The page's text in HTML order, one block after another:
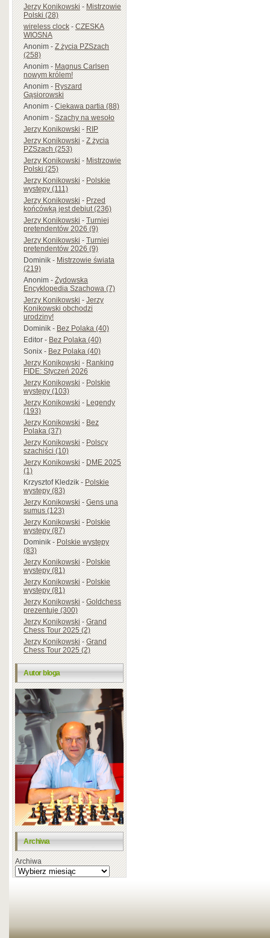
Jerzy Konikowski-Mistrzowie
Polski (28)
wireless clock-CZESKA
WIOSNA
Anonim-Z życia PZSzach
(258)
Anonim-Magnus Carlsen
nowym królem!
Anonim-Ryszard
Gąsiorowski
Anonim-Ciekawa partia (88)
Anonim-Szachy na wesoło
Jerzy Konikowski-RIP
Jerzy Konikowski-Z życia
PZSzach (253)
Jerzy Konikowski-Mistrzowie
Polski (25)
Jerzy Konikowski-Polskie
występy (111)
Jerzy Konikowski-Przed
końcówką jest debiut (236)
Jerzy Konikowski-Turniej
pretendentów 2026 (9)
Jerzy Konikowski-Turniej
pretendentów 2026 (9)
Dominik-Mistrzowie świata
(219)
Anonim-Żydowska
Encyklopedia Szachowa (7)
Jerzy Konikowski-Jerzy
Konikowski obchodzi
urodziny!
Dominik-Bez Polaka (40)
Editor-Bez Polaka (40)
Sonix-Bez Polaka (40)
Jerzy Konikowski-Ranking
FIDE: Styczeń 2026
Jerzy Konikowski-Polskie
występy (103)
Jerzy Konikowski-Legendy
(193)
Jerzy Konikowski-Bez
Polaka (37)
Jerzy Konikowski-Polscy
szachiści (10)
Jerzy Konikowski-DME 2025
(1)
Krzysztof Kledzik-Polskie
występy (83)
Jerzy Konikowski-Gens una
sumus (123)
Jerzy Konikowski-Polskie
występy (87)
Dominik-Polskie występy
(83)
Jerzy Konikowski-Polskie
występy (81)
Jerzy Konikowski-Polskie
występy (81)
Jerzy Konikowski-Goldchess
prezentuje (300)
Jerzy Konikowski-Grand
Chess Tour 2025 (2)
Jerzy Konikowski-Grand
Chess Tour 2025 (2)
Autor bloga
Archiwa
Archiwa